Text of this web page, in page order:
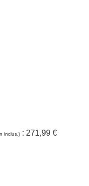
inclus.): 271,99 €